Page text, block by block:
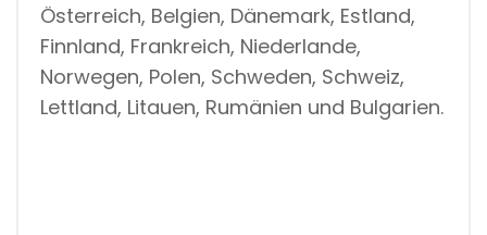
Österreich, Belgien, Dänemark, Estland,
Finnland, Frankreich, Niederlande,
Norwegen, Polen, Schweden, Schweiz,
Lettland, Litauen, Rumänien und Bulgarien.